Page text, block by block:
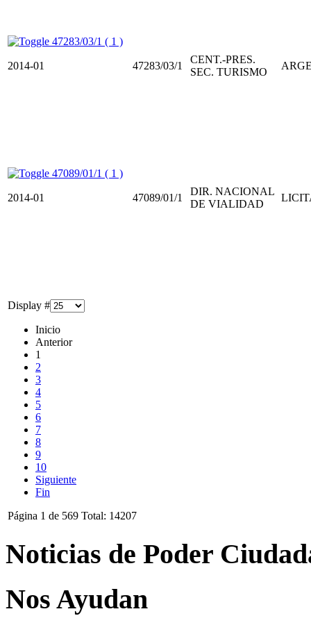
Display #
Inicio
Anterior
1
2
3
4
5
6
7
8
9
10
Siguiente
Fin
Página 1 de 569 Total: 14207
47283/03/1 ( 1 )
2014-01 47283/03/1
CENT.-PRES.
SEC. TURISMO
47089/01/1 ( 1 )
2014-01 47089/01/1
DIR. NACIONAL
DE VIALIDAD
Noticias de Poder
Nos Ayudan